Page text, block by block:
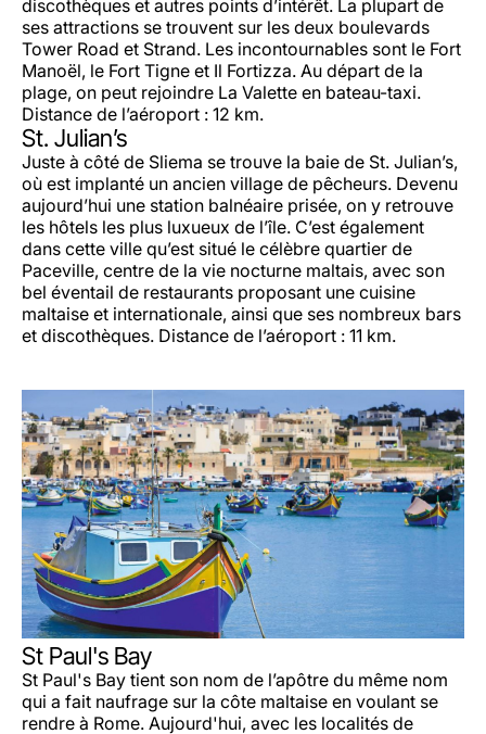
discothèques et autres points d’intérêt. La plupart de
ses attractions se trouvent sur les deux boulevards
Tower Road et Strand. Les incontournables sont le Fort
Manoël, le Fort Tigne et Il Fortizza. Au départ de la
plage, on peut rejoindre La Valette en bateau-taxi.
Distance de l’aéroport : 12 km.
St. Julian’s
Juste à côté de Sliema se trouve la baie de St. Julian’s,
où est implanté un ancien village de pêcheurs. Devenu
aujourd’hui une station balnéaire prisée, on y retrouve
les hôtels les plus luxueux de l’île. C’est également
dans cette ville qu’est situé le célèbre quartier de
Paceville, centre de la vie nocturne maltais, avec son
bel éventail de restaurants proposant une cuisine
maltaise et internationale, ainsi que ses nombreux bars
et discothèques. Distance de l’aéroport : 11 km.
St Paul's Bay
St Paul's Bay tient son nom de l’apôtre du même nom
qui a fait naufrage sur la côte maltaise en voulant se
rendre à Rome. Aujourd'hui, avec les localités de